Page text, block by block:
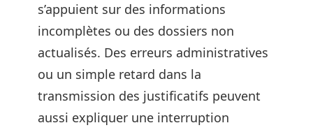
s’appuient sur des informations
incomplètes ou des dossiers non
actualisés. Des erreurs administratives
ou un simple retard dans la
transmission des justificatifs peuvent
aussi expliquer une interruption